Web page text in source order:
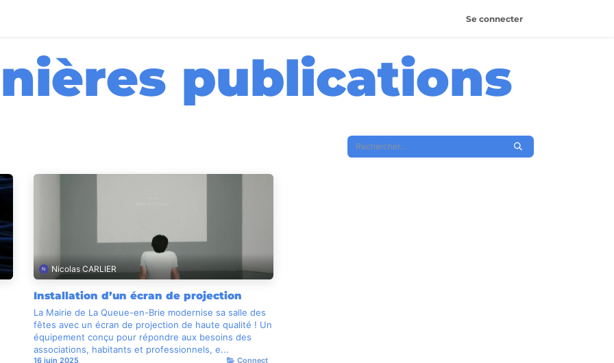
Se connecter
publications
Nicolas CARLIER
Installation d’un écran de projection
La Mairie de La Queue-en-Brie modernise sa salle des
fêtes avec un écran de projection de haute qualité ! Un
équipement conçu pour répondre aux besoins des
associations, habitants et professionnels, e...
16 juin 2025 Connect